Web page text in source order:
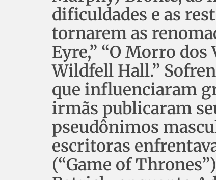
dificuldades e as
tornarem as
Eyre,” “O Morro
Wildfell Hall.”
que influenciaram
irmãs publicaram
pseudônimos
escritoras
(“Game of